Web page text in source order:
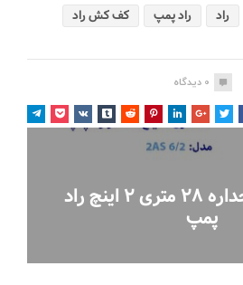
راد راد پمپ کف کش راد
0 دیدگاه
کف کش دو جداره ۲۸ متری ۲ اینچ راد
پمپ